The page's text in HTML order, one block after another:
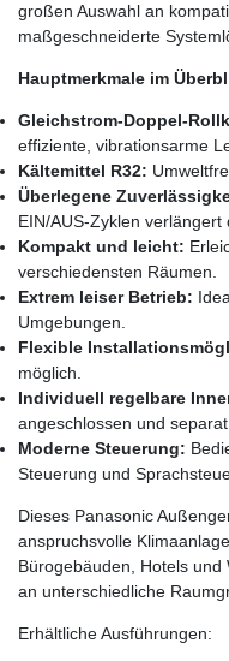
großen Auswahl an
maßgeschneiderte
Hauptmerkmale im
Gleichstrom-Doppel-
effiziente, vibrationsarme
Kältemittel R32:
Überlegene
EIN/AUS-Zyklen verlängert
Kompakt und leicht:
verschiedensten Räumen.
Extrem leiser Betrieb:
Umgebungen.
Flexible
möglich.
Individuell regelbare
angeschlossen und
Moderne Steuerung:
Steuerung und
Dieses Panasonic
anspruchsvolle
Bürogebäuden, Hotels
an unterschiedliche
Erhältliche Ausführungen: